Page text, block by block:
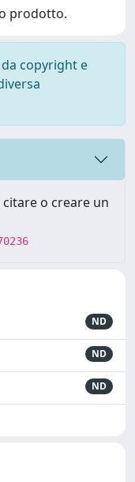
prodotto.
copyright e
o creare un
ND
ND
ND